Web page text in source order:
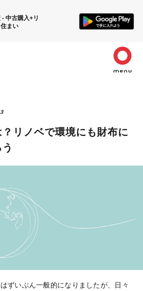
リノベで環境にも財布に
ずいぶん一般的になりましたが、日々
- 中古購入+リ
まい